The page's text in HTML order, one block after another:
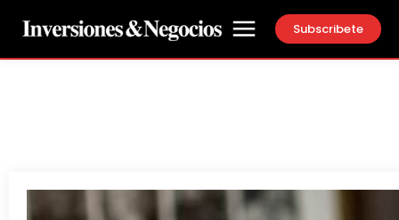
Subscribete